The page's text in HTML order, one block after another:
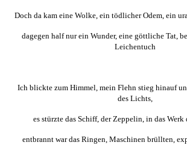
Doch da kam eine Wolke, ein tödlicher Odem, ein
dagegen half nur ein Wunder, eine göttliche Tat,
Leichentuch
Ich blickte zum Himmel, mein Flehn stieg hinauf
des Lichts,
es stürzte das Schiff, der Zeppelin, in das Werk
entbrannt war das Ringen, Maschinen brüllten,